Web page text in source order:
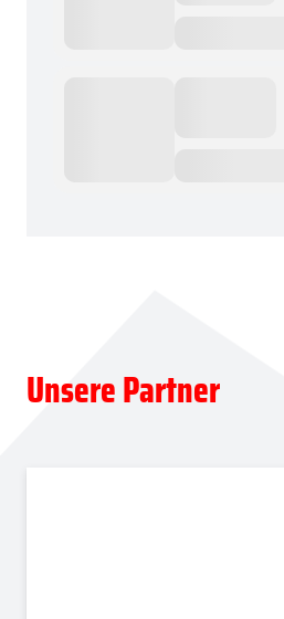
Unsere Partner